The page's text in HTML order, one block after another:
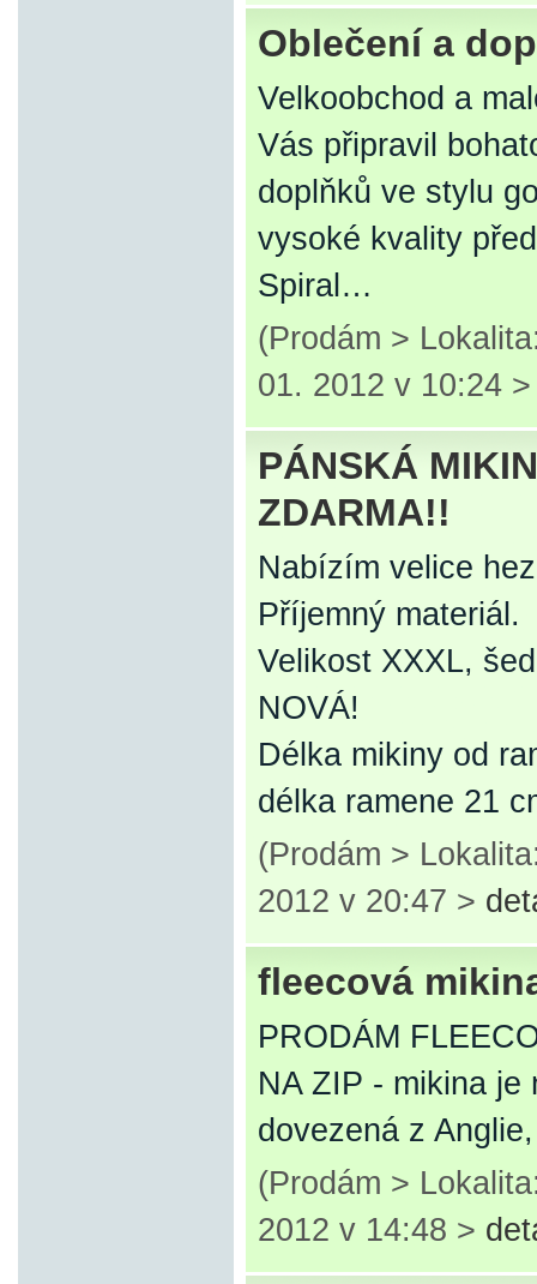
Oblečení a
Velkoobchod a
Vás připravil
doplňků ve stylu
vysoké kvality
Spiral…
(Prodám >
01. 2012 v 10:24
PÁNSKÁ
ZDARMA!!
Nabízím velice
Příjemný materiál.
Velikost XXXL,
NOVÁ!
Délka mikiny od
délka ramene 21
(Prodám >
2012 v 20:47 >
fleecová
PRODÁM
NA ZIP - mikina je
dovezená z
(Prodám >
2012 v 14:48 >